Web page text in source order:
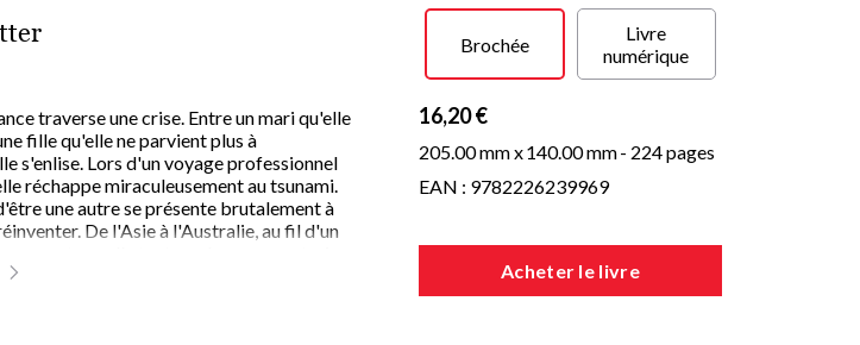
traverse une crise. Entre un mari qu'elle
fille qu'elle ne parvient plus à
s'enlise. Lors d'un voyage professionnel
réchappe miraculeusement au tsunami.
une autre se présente brutalement à
De l'Asie à l'Australie, au fil d'un
sens d'une existence bâtie sur un leurre ?
Brochée
Livre
numérique
16,20 €
205.00 mm x140.00 mm- 224 pages
EAN : 9782226239969
Acheter le livre